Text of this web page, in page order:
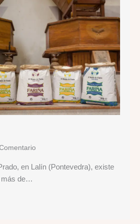
en Lalín (Pontevedra), existe
más de…